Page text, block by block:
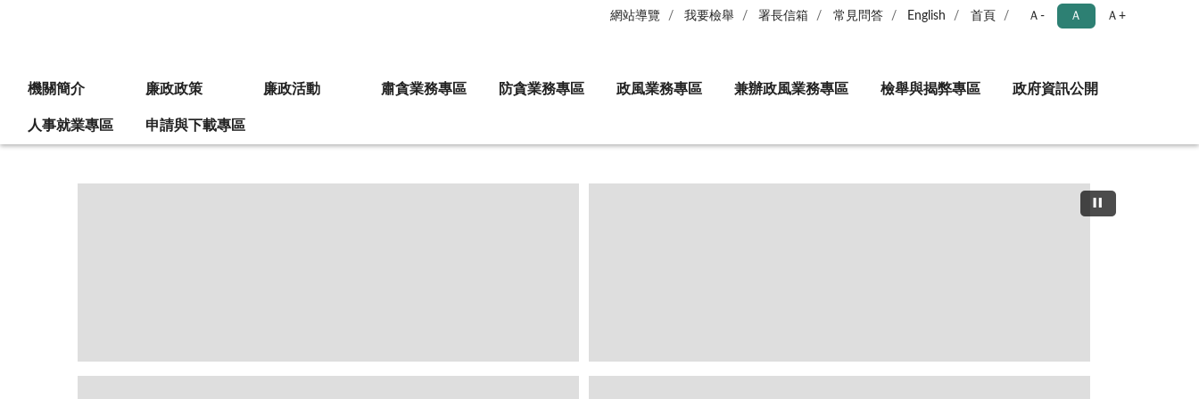
網站導覽 我要檢舉 署長信箱 常見問答 English 首頁 Ａ- Ａ Ａ+
機關簡介 廉政政策 廉政活動 肅貪業務專區 防貪業務專區 政風業務專區 兼辦政風業務專區 檢舉與揭弊專區 政府資訊公開
人事就業專區 申請與下載專區
:::